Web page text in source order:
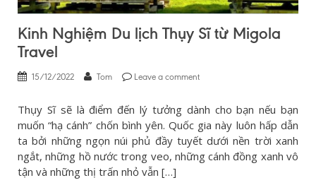
Kinh Nghiệm Du lịch Thụy Sĩ từ Migola
Travel
15/12/2022 Tom Leave a comment
Thụy Sĩ sẽ là điểm đến lý tưởng dành cho bạn nếu bạn
muốn “hạ cánh” chốn bình yên. Quốc gia này luôn hấp dẫn
ta bởi những ngọn núi phủ đầy tuyết dưới nền trời xanh
ngắt, những hồ nước trong veo, những cánh đồng xanh vô
tận và những thị trấn nhỏ vẫn […]